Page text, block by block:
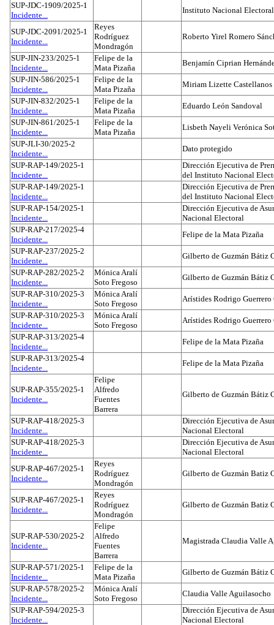
SUP-JDC-1909/2025-1
Incidente...
Instituto Nacional Electoral
SUP-JDC-2091/2025-1
Incidente...
Reyes
Rodríguez
Mondragón
Roberto Yirel Romero
SUP-JIN-233/2025-1
Incidente...
Felipe de la
Mata Pizaña
Benjamín Ciprian
SUP-JIN-586/2025-1
Incidente...
Felipe de la
Mata Pizaña
Miriam Lizette Castellanos
SUP-JIN-832/2025-1
Incidente...
Felipe de la
Mata Pizaña
Eduardo León Sandoval
SUP-JIN-861/2025-1
Incidente...
Felipe de la
Mata Pizaña
Lisbeth Nayeli Verónica
SUP-JLI-30/2025-2
Incidente...
Dato protegido
SUP-RAP-149/2025-1
Incidente...
Dirección Ejecutiva de
del Instituto Nacional
SUP-RAP-149/2025-1
Incidente...
Dirección Ejecutiva de
del Instituto Nacional
SUP-RAP-154/2025-1
Incidente...
Dirección Ejecutiva de
Nacional Electoral
SUP-RAP-217/2025-4
Incidente...
Felipe de la Mata Pizaña
SUP-RAP-237/2025-2
Incidente...
Gilberto de Guzmán Bátiz
SUP-RAP-282/2025-2
Incidente...
Mónica Aralí
Soto Fregoso
Gilberto de Guzmán Bátiz
SUP-RAP-310/2025-3
Incidente...
Mónica Aralí
Soto Fregoso
Arístides Rodrigo Guerrero
SUP-RAP-310/2025-3
Incidente...
Mónica Aralí
Soto Fregoso
Arístides Rodrigo Guerrero
SUP-RAP-313/2025-4
Incidente...
Felipe de la Mata Pizaña
SUP-RAP-313/2025-4
Incidente...
Felipe de la Mata Pizaña
SUP-RAP-355/2025-1
Incidente...
Felipe
Alfredo
Fuentes
Barrera
Gilberto de Guzmán Bátiz
SUP-RAP-418/2025-3
Incidente...
Dirección Ejecutiva de
Nacional Electoral
SUP-RAP-418/2025-3
Incidente...
Dirección Ejecutiva de
Nacional Electoral
SUP-RAP-467/2025-1
Incidente...
Reyes
Rodríguez
Mondragón
Gilberto de Guzmán Batiz
SUP-RAP-467/2025-1
Incidente...
Reyes
Rodríguez
Mondragón
Gilberto de Guzmán Batiz
SUP-RAP-530/2025-2
Incidente...
Felipe
Alfredo
Fuentes
Barrera
Magistrada Claudia Valle
SUP-RAP-571/2025-1
Incidente...
Felipe de la
Mata Pizaña
Gilberto de Guzmán Bátiz
SUP-RAP-578/2025-2
Incidente...
Mónica Aralí
Soto Fregoso
Claudia Valle Aguilasocho
SUP-RAP-594/2025-3
Incidente...
Dirección Ejecutiva de
Nacional Electoral